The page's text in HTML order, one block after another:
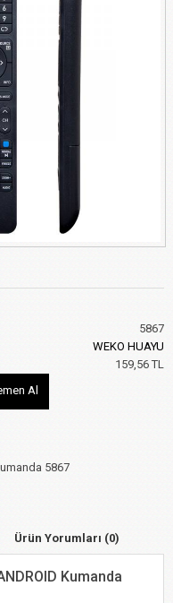
5867
WEKO HUAYU
159,56 TL
Al
5867
Ürün Yorumları (0)
Kumanda